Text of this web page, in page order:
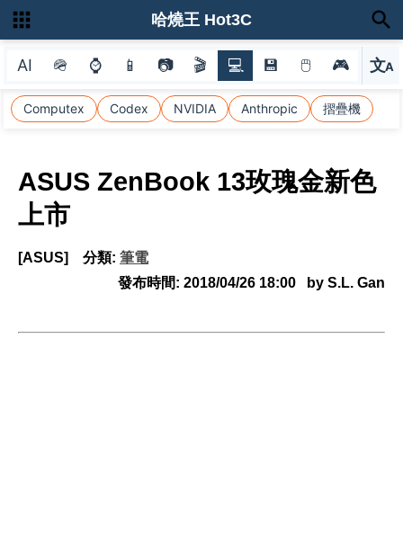
AI 🪖 ⌚ 📱 📷 🎬 💻 💾 🖱 🎮 文A
選
Computex Codex NVIDIA Anthropic 摺疊機
哈燒王 Hot3C
ASUS ZenBook 13玫瑰金新色
上市
[ASUS] 分類: 筆電
發布時間: 2018/04/26 18:00 by S.L. Gan